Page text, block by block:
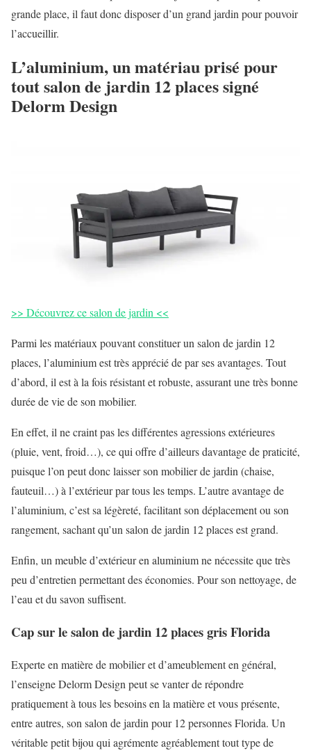
grande place, il faut donc disposer d’un grand jardin pour pouvoir
l’accueillir.
L’aluminium, un matériau prisé pour
tout salon de jardin 12 places signé
Delorm Design
>> Découvrez ce salon de jardin <<
Parmi les matériaux pouvant constituer un salon de jardin 12
places, l’aluminium est très apprécié de par ses avantages. Tout
d’abord, il est à la fois résistant et robuste, assurant une très bonne
durée de vie de son mobilier.
En effet, il ne craint pas les différentes agressions extérieures
(pluie, vent, froid…), ce qui offre d’ailleurs davantage de praticité,
puisque l’on peut donc laisser son mobilier de jardin (chaise,
fauteuil…) à l’extérieur par tous les temps. L’autre avantage de
l’aluminium, c’est sa légèreté, facilitant son déplacement ou son
rangement, sachant qu’un salon de jardin 12 places est grand.
Enfin, un meuble d’extérieur en aluminium ne nécessite que très
peu d’entretien permettant des économies. Pour son nettoyage, de
l’eau et du savon suffisent.
Cap sur le salon de jardin 12 places gris Florida
Experte en matière de mobilier et d’ameublement en général,
l’enseigne Delorm Design peut se vanter de répondre
pratiquement à tous les besoins en la matière et vous présente,
entre autres, son salon de jardin pour 12 personnes Florida. Un
véritable petit bijou qui agrémente agréablement tout type de